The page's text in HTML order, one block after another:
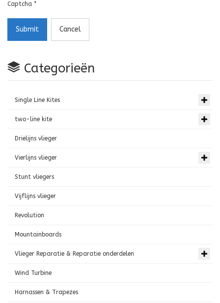
Captcha *
Submit Cancel
Categorieën
Single Line Kites
two-line kite
Drielijns vlieger
Vierlijns vlieger
Stunt vliegers
Vijflijns vlieger
Revolution
Mountainboards
Vlieger Reparatie & Reparatie onderdelen
Wind Turbine
Harnassen & Trapezes